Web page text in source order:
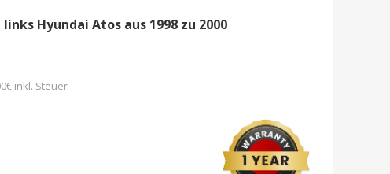
Hyundai Atos aus 1998 zu 2000
inkl. Steuer